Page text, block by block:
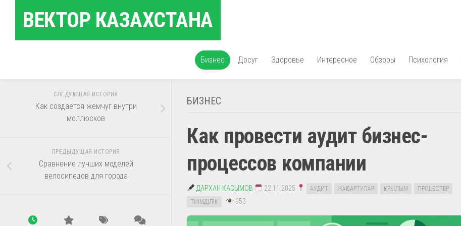
содержаниюВЕКТОР КАЗАХСТАНА
Бизнес Досуг Здоровье Интересное Обзоры Психология
БИЗНЕС
Как провести аудит бизнес-
процессов компании
ДАРХАН КАСЫМОВ 22.11.2025 АУДИТ ЖАҚСАРТУЛАР ҚҰРЫЛЫМ
ПРОЦЕСТЕР
ТИІМДІЛІК
953
СЛЕДУЮЩАЯ ИСТОРИЯ
Как создается жемчуг внутри
моллюсков
ПРЕДЫДУЩАЯ ИСТОРИЯ
Сравнение лучших моделей
велосипедов для города